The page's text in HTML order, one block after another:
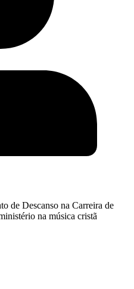
de Descanso na Carreira de
na música cristã